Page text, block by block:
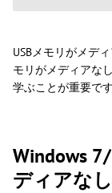
USBメモリがメデ
モリがメディアな
学ぶことが重要です
Windows
ディアな